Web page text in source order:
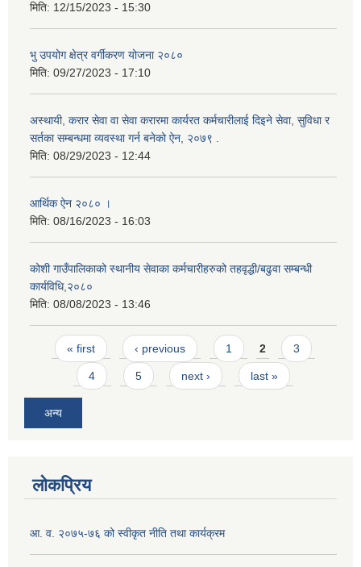
मिति: 12/15/2023 - 15:30
भु उपयोग क्षेत्र वर्गीकरण योजना २०८०
मिति: 09/27/2023 - 17:10
अस्थायी, करार सेवा वा सेवा करारमा कार्यरत कर्मचारीलाई दिइने सेवा, सुविधा र
सर्तका सम्बन्धमा व्यवस्था गर्न बनेको ऐन, २०७९ ‍.
मिति: 08/29/2023 - 12:44
आर्थिक ऐन २०८० ।
मिति: 08/16/2023 - 16:03
कोशी गाउँपालिकाको स्थानीय सेवाका कर्मचारीहरुको तहवृद्धी/बढुवा सम्बन्धी
कार्यविधि,२०८०
मिति: 08/08/2023 - 13:46
Pages
« first ‹ previous 1 2 3
4 5 next › last »
अन्य
लोकप्रिय
आ. व. २०७५-७६ को स्वीकृत नीति तथा कार्यक्रम